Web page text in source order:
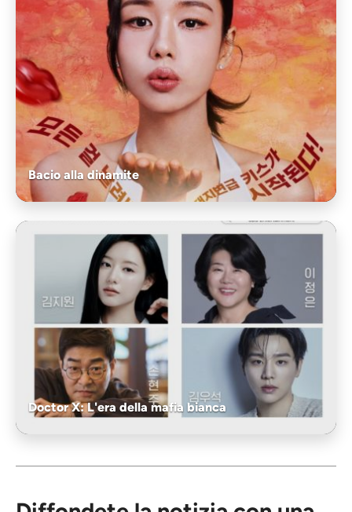
Bacio alla dinamite
Doctor X: L'era della mafia bianca